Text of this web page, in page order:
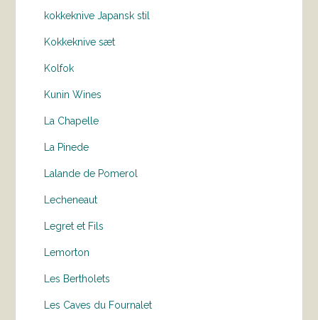
kokkeknive Japansk stil
Kokkeknive sæt
Kolfok
Kunin Wines
La Chapelle
La Pinede
Lalande de Pomerol
Lecheneaut
Legret et Fils
Lemorton
Les Bertholets
Les Caves du Fournalet